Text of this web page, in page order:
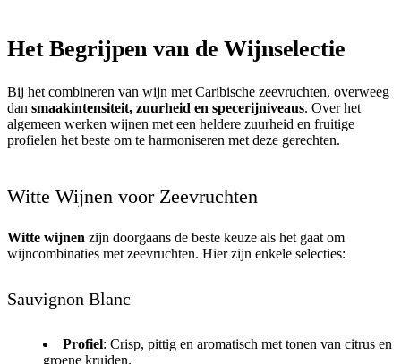
Het Begrijpen van de Wijnselectie
Bij het combineren van wijn met Caribische zeevruchten, overweeg
dan smaakintensiteit, zuurheid en specerijniveaus. Over het
algemeen werken wijnen met een heldere zuurheid en fruitige
profielen het beste om te harmoniseren met deze gerechten.
Witte Wijnen voor Zeevruchten
Witte wijnen zijn doorgaans de beste keuze als het gaat om
wijncombinaties met zeevruchten. Hier zijn enkele selecties:
Sauvignon Blanc
Profiel: Crisp, pittig en aromatisch met tonen van citrus en
groene kruiden.